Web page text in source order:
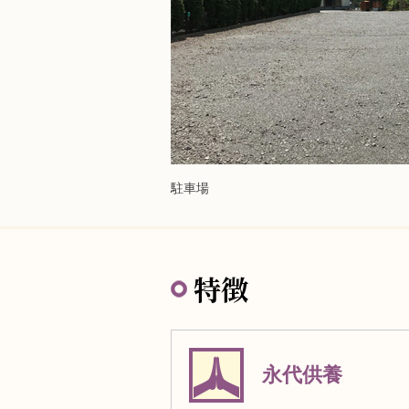
駐車場
特徴
永代供養